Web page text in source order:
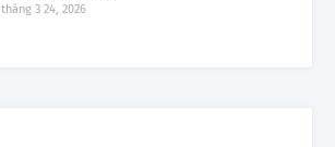
tháng 3 24, 2026